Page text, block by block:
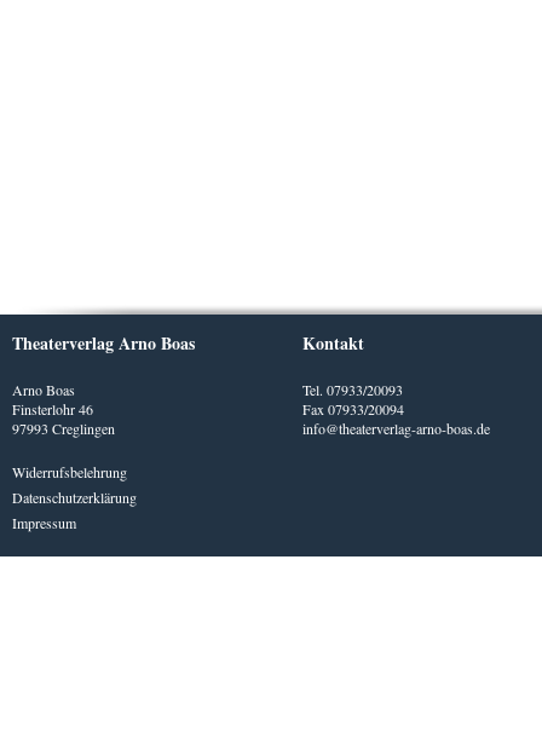
Theaterverlag Arno Boas
Arno Boas
Finsterlohr 46
97993 Creglingen
Widerrufsbelehrung
Datenschutzerklärung
Impressum
Kontakt
Tel. 07933/20093
Fax 07933/20094
info@theaterverlag-arno-boas.de